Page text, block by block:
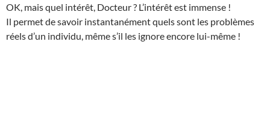
OK, mais quel intérêt, Docteur ? L’intérêt est immense !
Il permet de savoir instantanément quels sont les problèmes
réels d’un individu, même s’il les ignore encore lui-même !